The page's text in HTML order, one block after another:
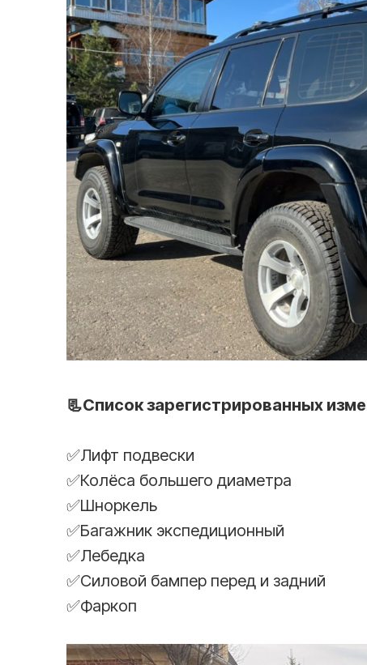
📃Список зарегистрированных
✅Лифт подвески
✅Колёса большего диаметра
✅Шноркель
✅Багажник экспедиционный
✅Лебедка
✅Силовой бампер перед и задний
✅Фаркоп